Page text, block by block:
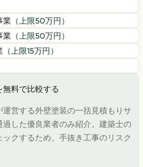
業 （上限50万円）
業 （上限50万円）
（上限15万円）
料で比較する
営する外壁塗装の一括見積もりサ
した優良業者のみ紹介。建築士の
クするため、手抜き工事のリスク